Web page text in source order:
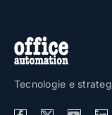
Tecnologie e